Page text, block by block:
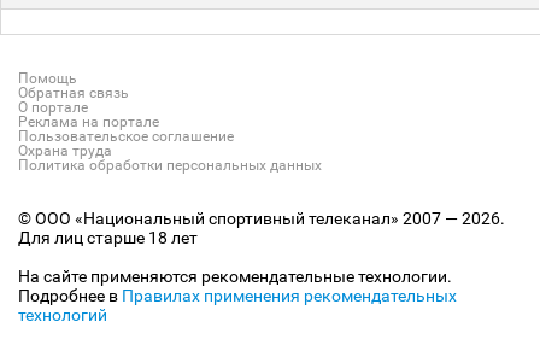
Помощь
Обратная связь
О портале
Реклама на портале
Пользовательское соглашение
Охрана труда
Политика обработки персональных данных
© ООО «Национальный спортивный телеканал» 2007 — 2026.
Для лиц старше 18 лет
На сайте применяются рекомендательные технологии.
Подробнее в Правилах применения рекомендательных
технологий